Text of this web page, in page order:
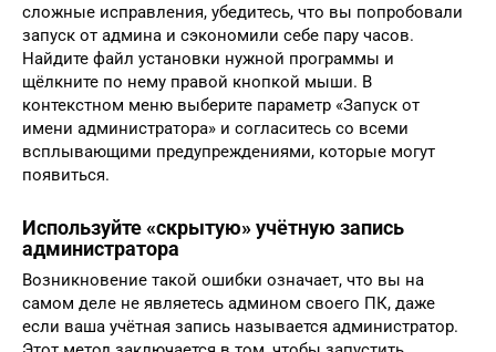
сложные исправления, убедитесь, что вы попробовали
запуск от админа и сэкономили себе пару часов.
Найдите файл установки нужной программы и
щёлкните по нему правой кнопкой мыши. В
контекстном меню выберите параметр «Запуск от
имени администратора» и согласитесь со всеми
всплывающими предупреждениями, которые могут
появиться.
Используйте «скрытую» учётную запись
администратора
Возникновение такой ошибки означает, что вы на
самом деле не являетесь админом своего ПК, даже
если ваша учётная запись называется администратор.